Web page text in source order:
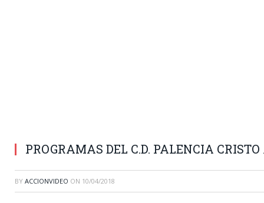
PROGRAMAS DEL C.D. PALENCIA
BY ACCIONVIDEO ON 10/04/2018